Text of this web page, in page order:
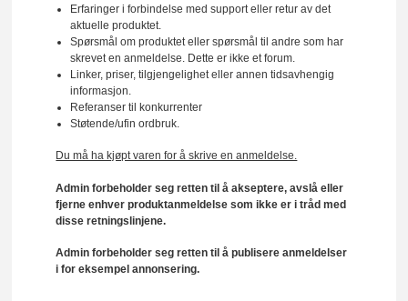
Erfaringer i forbindelse med support eller retur av det
aktuelle produktet.
Spørsmål om produktet eller spørsmål til andre som har
skrevet en anmeldelse. Dette er ikke et forum.
Linker, priser, tilgjengelighet eller annen tidsavhengig
informasjon.
Referanser til konkurrenter
Støtende/ufin ordbruk.
Du må ha kjøpt varen for å skrive en anmeldelse.
Admin forbeholder seg retten til å akseptere, avslå eller
fjerne enhver produktanmeldelse som ikke er i tråd med
disse retningslinjene.
Admin forbeholder seg retten til å publisere anmeldelser
i for eksempel annonsering.